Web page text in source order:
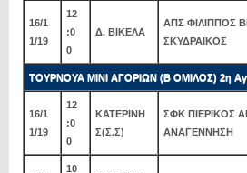
16/1
1/19
12
:0
0
Δ. ΒΙΚΕΛΑ
ΑΠΣ ΦΙΛΙΠΠΟΣ
ΣΚΥΔΡΑΪΚΟΣ
ΤΟΥΡΝΟΥΑ ΜΙΝΙ ΑΓΟΡΙΩΝ (Β ΟΜΙΛΟΣ) 2η
16/1
1/19
12
:0
0
ΚΑΤΕΡΙΝΗ
Σ(Σ.Σ)
ΣΦΚ ΠΙΕΡΙΚΟΣ
ΑΝΑΓΕΝΝΗΣΗ
10